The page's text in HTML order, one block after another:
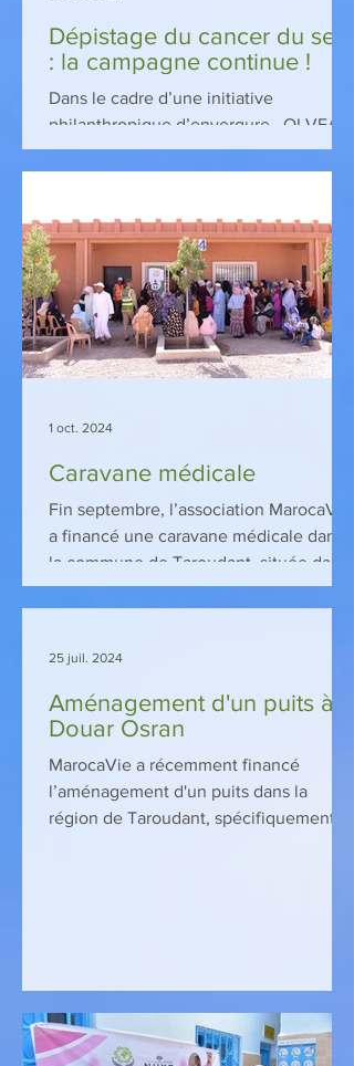
Dépistage du cancer du sein
: la campagne continue !
Dans le cadre d’une initiative
philanthropique d’envergure , OLVEA
Foundation , à travers son association
MarocaVie , et Nuxe , ont...
Caravane médicale
Fin septembre, l’association MarocaVie
a financé une caravane médicale dans
la commune de Taroudant, située dans
la plaine de Souss. 20...
1 oct. 2024
Aménagement d'un puits à
Douar Osran
MarocaVie a récemment financé
l’aménagement d'un puits dans la
région de Taroudant, spécifiquement au
25 juil. 2024